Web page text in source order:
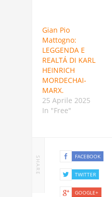
Gian Pio
Mattogno:
LEGGENDA E
REALTÁ DI KARL
HEINRICH
MORDECHAI-
MARX.
25 Aprile 2025
In "Free"
SHARE FACEBOOK
TWITTER
GOOGLE+